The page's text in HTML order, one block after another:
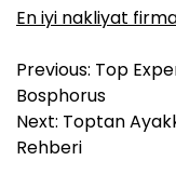
En iyi nakliyat
Y
a
z
ı
Previous: Top
Bosphorus
Next: Toptan
Rehberi